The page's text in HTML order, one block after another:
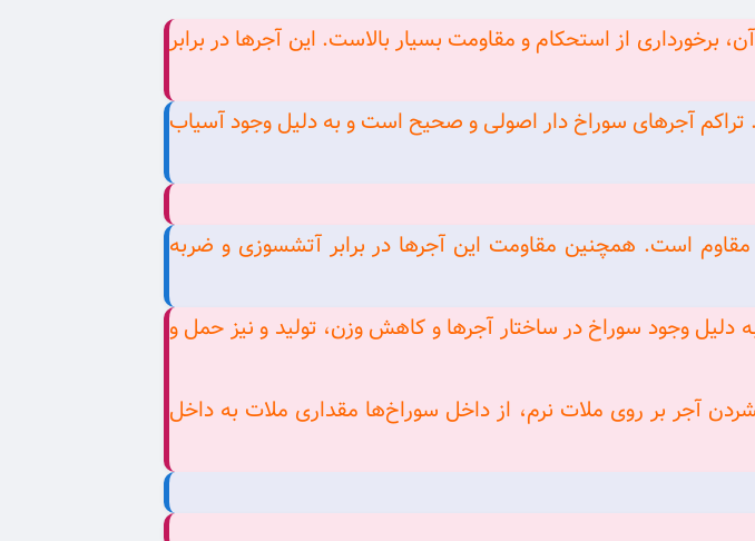
آن، برخورداری از استحکام و مقاومت بسیار بالاست. این آجرها در برابر
تراکم آجرهای سوراخ‌ دار اصولی و صحیح است و به دلیل وجود آسیاب
است. همچنین مقاومت این آجرها در برابر آتشسوزی و ضربه
آن است. به دلیل وجود سوراخ در ساختار آجرها و کاهش وزن، تولید و نیز حمل‌ و
آجر بر روی ملات نرم، از داخل سوراخ‌ها مقداری ملات به داخل